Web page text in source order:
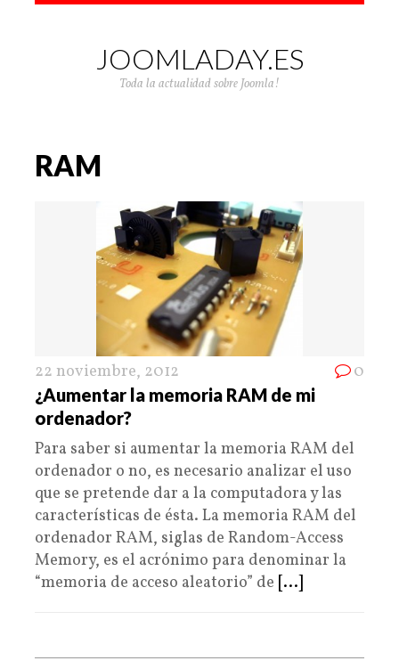
JOOMLADAY.ES
Toda la actualidad sobre Joomla!
RAM
22 noviembre, 2012 0
¿Aumentar la memoria RAM de mi
ordenador?
Para saber si aumentar la memoria RAM del
ordenador o no, es necesario analizar el uso
que se pretende dar a la computadora y las
características de ésta. La memoria RAM del
ordenador RAM, siglas de Random-Access
Memory, es el acrónimo para denominar la
“memoria de acceso aleatorio” de [...]